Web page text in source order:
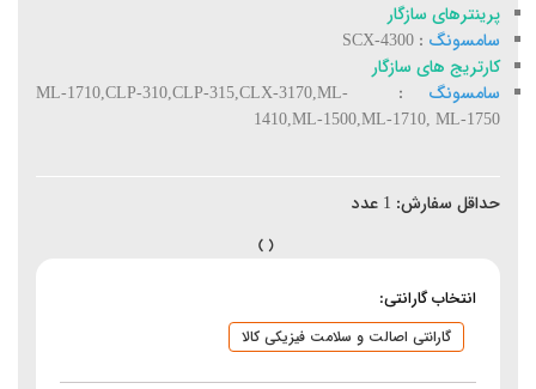
پرینترهای سازگار
سامسونگ : SCX-4300
کارتریج های سازگار
سامسونگ
: ML-1710,CLP-310,CLP-315,CLX-3170,ML-
1410,ML-1500,ML-1710, ML-1750
حداقل سفارش: 1 عدد
انتخاب گارانتی:
گارانتی اصالت و سلامت فیزیکی کالا